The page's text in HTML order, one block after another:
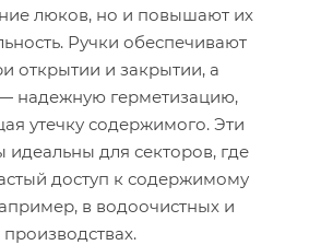
люков, но и повышают их
Ручки обеспечивают
открытии и закрытии, а
надежную герметизацию,
утечку содержимого. Эти
идеальны для секторов, где
доступ к содержимому
в водоочистных и